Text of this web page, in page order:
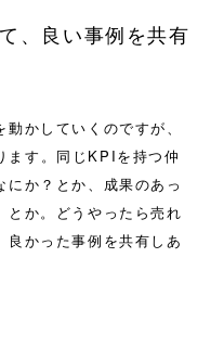
、良い事例を共有
かしていくのですが、
す。同じKPIを持つ仲
か？とか、成果のあっ
とか。どうやったら売れ
良かった事例を共有しあ